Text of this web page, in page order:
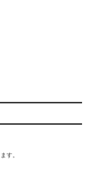
す。